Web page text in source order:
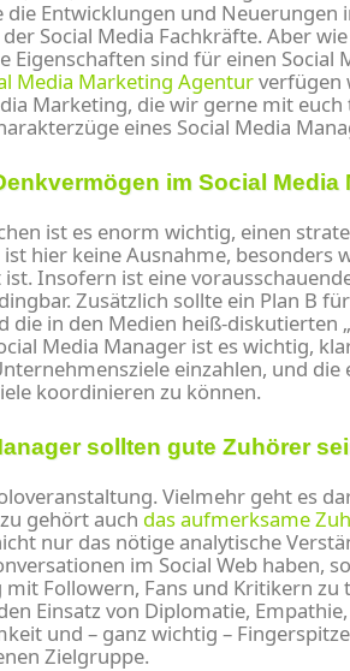
die Entwicklungen und Neuerungen
Social Media Fachkräfte. Aber
Eigenschaften sind für einen Social
Media Marketing Agenturverfügen
Marketing, die wir gerne mit euch
eines Social Media
im Social Media
ist es enorm wichtig, einen
hier keine Ausnahme, besonders
Insofern ist eine
Zusätzlich sollte ein Plan B
die in den Medien heiß-diskutierten
Media Manager ist es wichtig,
einzahlen, und
koordinieren zu können.
sollten gute Zuhörer
Vielmehr geht es
gehört auch das aufmerksame
nur das nötige analytische
im Social Web haben,
mit Followern, Fans und Kritikern zu
Einsatz von Diplomatie,
und – ganz wichtig –
Zielgruppe.